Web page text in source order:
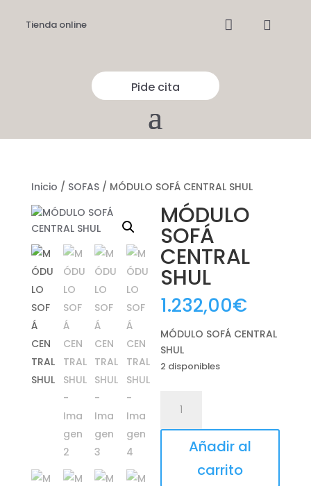
Tienda online  
Pide cita
Inicio / SOFAS/ MÓDULO SOFÁ CENTRAL SHUL
MÓDULO
SOFÁ
CENTRAL
SHUL
1.232,00€
MÓDULO SOFÁ CENTRAL
SHUL
2 disponibles
SOFÁ
CENTRAL
Añadir al
carrito